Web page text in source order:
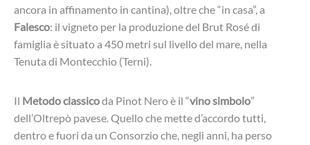
ancora in affinamento in cantina), oltre che “in casa”, a
Falesco: il vigneto per la produzione del Brut Rosé di
famiglia è situato a 450 metri sul livello del mare, nella
Tenuta di Montecchio (Terni).
Il Metodo classicoda Pinot Nero è il “vino simbolo”
dell’Oltrepò pavese. Quello che mette d’accordo tutti,
dentro e fuori da un Consorzio che, negli anni, ha perso